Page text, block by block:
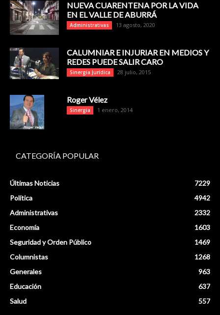
NUEVA CUARENTENA POR LA VIDA
EN EL VALLE DE ABURRÁ
Administrativas 13 agosto, 2020
CALUMNIAR E INJURIAR EN MEDIOS Y
REDES PUEDE SALIR CARO
Sinergia Jurídica 28 julio, 2015
Roger Vélez
Sinergia 1 enero, 2014
CATEGORÍA POPULAR
Últimas Noticias
7229
Política
4942
Administrativas
2332
Economía
1603
Seguridad y Orden Público
1469
Columnistas
1268
Generales
963
Educación
637
Salud
557